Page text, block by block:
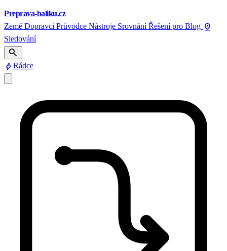
Preprava-baliku.cz
Země Dopravci Průvodce Nástroje Srovnání Řešení pro Blog pin_drop
Sledování
search
boltRádce